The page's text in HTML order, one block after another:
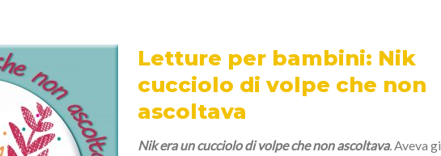
Letture per bambini: Nik
cucciolo di volpe che non
ascoltava
Nik era un cucciolo di volpe che non ascoltava.Aveva